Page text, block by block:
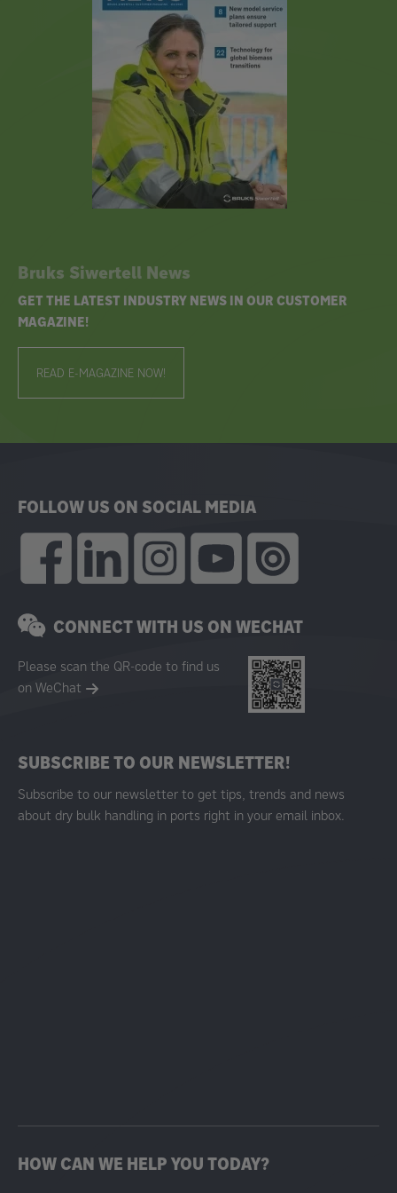
Bruks Siwertell News
GET THE LATEST INDUSTRY NEWS IN OUR CUSTOMER
MAGAZINE!
READ E-MAGAZINE NOW!
SUBSCRIBE TO OUR NEWSLETTER!
Subscribe to our newsletter to get tips, trends and news
about dry bulk handling in ports right in your email inbox.
FOLLOW US ON SOCIAL MEDIA
CONNECT WITH US ON WECHAT
Please scan the QR-code to find us
on WeChat
HOW CAN WE HELP YOU TODAY?